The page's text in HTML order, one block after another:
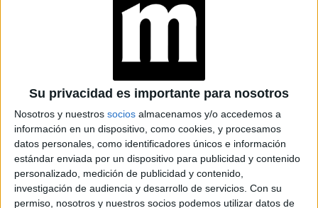
Su privacidad es importante para nosotros
Nosotros y nuestros socios almacenamos y/o accedemos a
información en un dispositivo, como cookies, y procesamos
datos personales, como identificadores únicos e información
estándar enviada por un dispositivo para publicidad y contenido
personalizado, medición de publicidad y contenido,
investigación de audiencia y desarrollo de servicios. Con su
permiso, nosotros y nuestros socios podemos utilizar datos de
LAS RECETAS, LOS
DIBUJOS Y LAS
RECUERDO DE IRÁN
"USTED ESTÁ AQUÍ":
EL INGRESO
PROMEDIO DE LA
MUJER ARGENTINA
EN UN 44% MENOR
QUE EL DE LOS
HOMBRES